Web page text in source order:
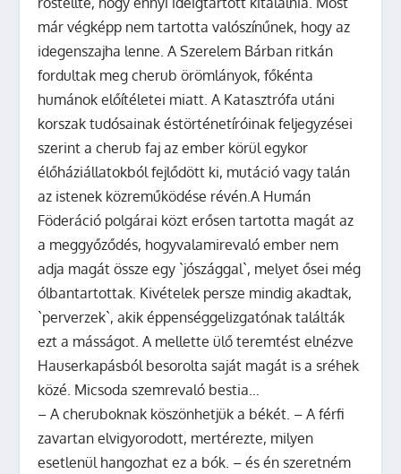
már végképp nem tartotta valószínűnek, hogy az
idegenszajha lenne. A Szerelem Bárban ritkán
fordultak meg cherub örömlányok, főkénta
humánok előítéletei miatt. A Katasztrófa utáni
korszak tudósainak éstörténetíróinak feljegyzései
szerint a cherub faj az ember körül egykor
élőháziállatokból fejlődött ki, mutáció vagy talán
az istenek közreműködése révén.A Humán
Föderáció polgárai közt erősen tartotta magát az
a meggyőződés, hogyvalamirevaló ember nem
adja magát össze egy `jószággal`, melyet ősei még
ólbantartottak. Kivételek persze mindig akadtak,
`perverzek`, akik éppenséggelizgatónak találták
ezt a másságot. A mellette ülő teremtést elnézve
Hauserkapásból besorolta saját magát is a sréhek
közé. Micsoda szemrevaló bestia…
– A cheruboknak köszönhetjük a békét. – A férfi
zavartan elvigyorodott, mertérezte, milyen
esetlenül hangozhat ez a bók. – és én szeretném